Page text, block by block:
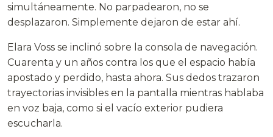
simultáneamente. No parpadearon, no se
desplazaron. Simplemente dejaron de estar ahí.
Elara Voss se inclinó sobre la consola de navegación.
Cuarenta y un años contra los que el espacio había
apostado y perdido, hasta ahora. Sus dedos trazaron
trayectorias invisibles en la pantalla mientras hablaba
en voz baja, como si el vacío exterior pudiera
escucharla.